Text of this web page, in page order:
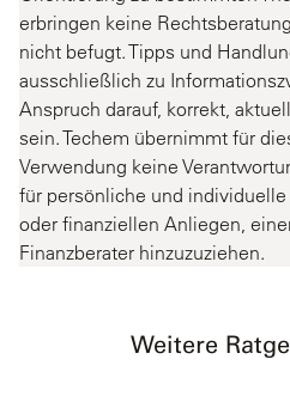
erbringen keine
nicht befugt. Tipps und
ausschließlich zu
Anspruch darauf, korrekt,
sein. Techem übernimmt für
Verwendung keine
für persönliche und
oder finanziellen Anliegen,
Finanzberater hinzuzuziehen.
Weitere